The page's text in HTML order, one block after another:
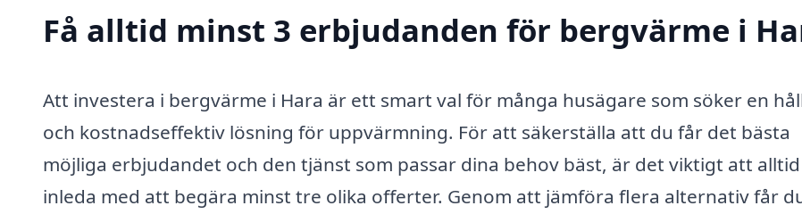
Få alltid minst 3 erbjudanden för bergvärme i
Att investera i bergvärme i Hara är ett smart val för många husägare som söker en
och kostnadseffektiv lösning för uppvärmning. För att säkerställa att du får det bästa
möjliga erbjudandet och den tjänst som passar dina behov bäst, är det viktigt att alltid
inleda med att begära minst tre olika offerter. Genom att jämföra flera alternativ får